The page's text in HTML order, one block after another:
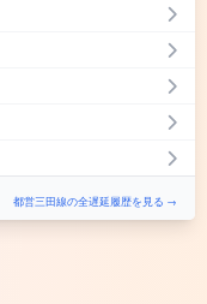
都営三田線の全遅延履歴を見る →